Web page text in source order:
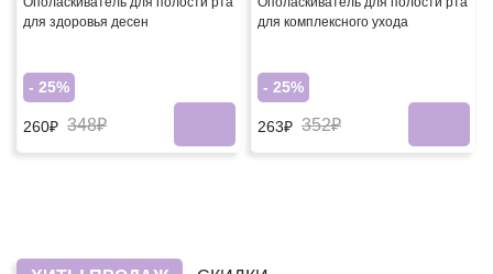
для здоровья десен
- 25%
260₽ 348₽
для комплексного ухода
- 25%
263₽ 352₽